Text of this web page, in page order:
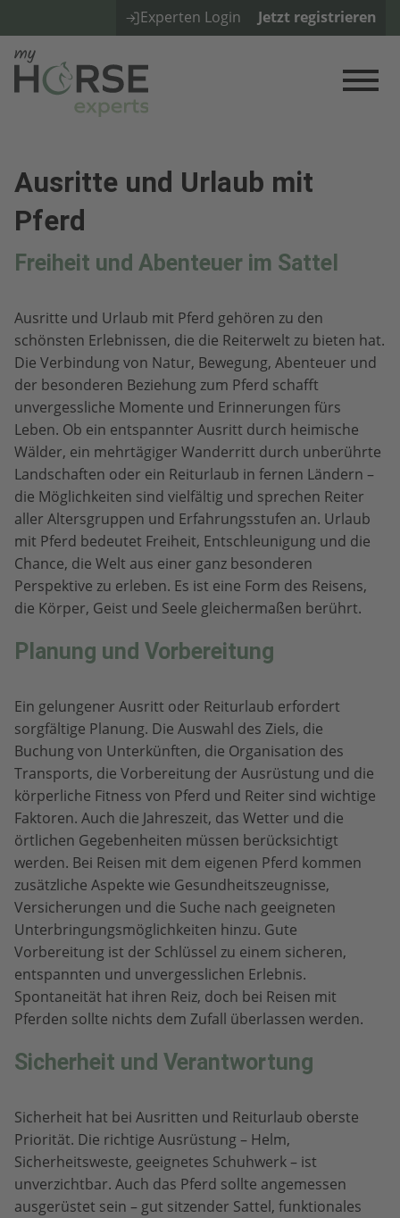
Experten Login Jetzt registrieren
Ausritte und Urlaub mit
Pferd
Freiheit und Abenteuer im Sattel
Ausritte und Urlaub mit Pferd gehören zu den
schönsten Erlebnissen, die die Reiterwelt zu bieten hat.
Die Verbindung von Natur, Bewegung, Abenteuer und
der besonderen Beziehung zum Pferd schafft
unvergessliche Momente und Erinnerungen fürs
Leben. Ob ein entspannter Ausritt durch heimische
Wälder, ein mehrtägiger Wanderritt durch unberührte
Landschaften oder ein Reiturlaub in fernen Ländern –
die Möglichkeiten sind vielfältig und sprechen Reiter
aller Altersgruppen und Erfahrungsstufen an. Urlaub
mit Pferd bedeutet Freiheit, Entschleunigung und die
Chance, die Welt aus einer ganz besonderen
Perspektive zu erleben. Es ist eine Form des Reisens,
die Körper, Geist und Seele gleichermaßen berührt.
Planung und Vorbereitung
Ein gelungener Ausritt oder Reiturlaub erfordert
sorgfältige Planung. Die Auswahl des Ziels, die
Buchung von Unterkünften, die Organisation des
Transports, die Vorbereitung der Ausrüstung und die
körperliche Fitness von Pferd und Reiter sind wichtige
Faktoren. Auch die Jahreszeit, das Wetter und die
örtlichen Gegebenheiten müssen berücksichtigt
werden. Bei Reisen mit dem eigenen Pferd kommen
zusätzliche Aspekte wie Gesundheitszeugnisse,
Versicherungen und die Suche nach geeigneten
Unterbringungsmöglichkeiten hinzu. Gute
Vorbereitung ist der Schlüssel zu einem sicheren,
entspannten und unvergesslichen Erlebnis.
Spontaneität hat ihren Reiz, doch bei Reisen mit
Pferden sollte nichts dem Zufall überlassen werden.
Sicherheit und Verantwortung
Sicherheit hat bei Ausritten und Reiturlaub oberste
Priorität. Die richtige Ausrüstung – Helm,
Sicherheitsweste, geeignetes Schuhwerk – ist
unverzichtbar. Auch das Pferd sollte angemessen
ausgerüstet sein – gut sitzender Sattel, funktionales